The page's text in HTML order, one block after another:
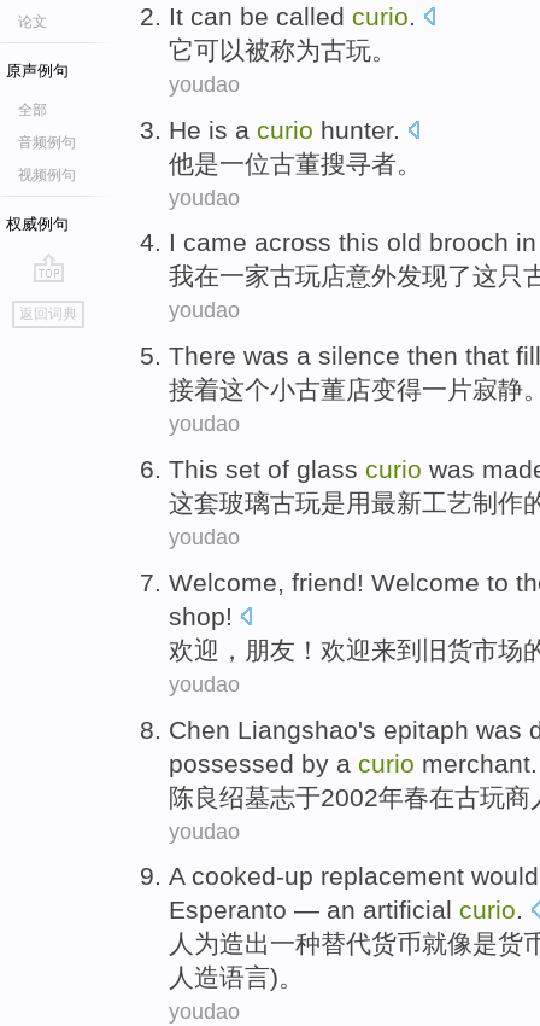
论文
原声例句
全部
音频例句
视频例句
权威例句
go
top
返回词典
It can be called curio.
它可以被称为古玩。
youdao
He is a curio hunter.
他是一位古董搜寻者。
youdao
I came across this old brooch in
我在一家古玩店意外发现了这只
youdao
There was a silence then that
接着这个小古董店变得一 片寂静
youdao
This set of glass curio was
这套玻璃古玩是用最新工艺制作
youdao
Welcome, friend! Welcome to
shop!
欢迎 ， 朋友 ！欢迎来到旧货市场
youdao
Chen Liangshao's epitaph was
possessed by a curio merchant
陈良绍墓志于2002年春在古玩商
youdao
Acooked-up replacement would
Esperanto — an artificial curio.
人为造出一种替代货币就像是货
人造语言)。
youdao